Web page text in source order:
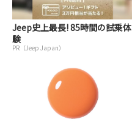
Jeep史上最長! 85時間の試乗体
験
PR（Jeep Japan）